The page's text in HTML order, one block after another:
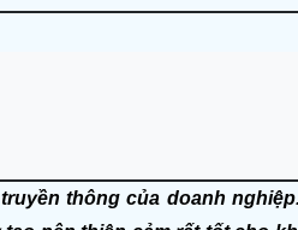
thông của doanh